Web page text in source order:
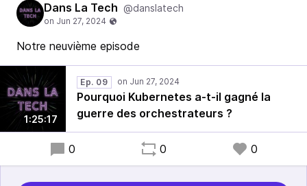
Dans La Tech @danslatech
Notre neuvième episode
1:25:17
Ep. 09
Pourquoi Kubernetes a-t-il gagné la
guerre des orchestrateurs ?
0 0 0